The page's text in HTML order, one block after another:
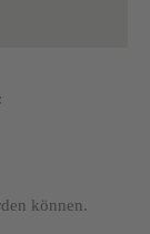
können.